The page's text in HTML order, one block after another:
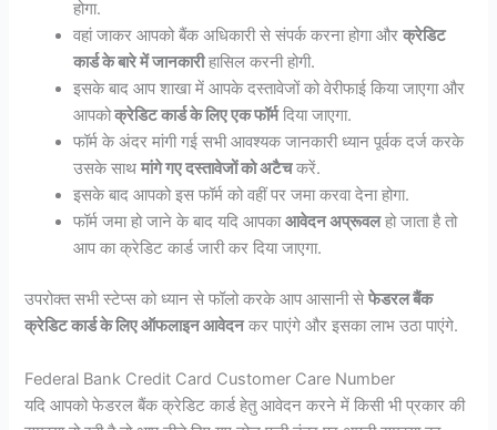
होगा.
वहां जाकर आपको बैंक अधिकारी से संपर्क करना होगा औरक्रेडिट
कार्ड के बारे में जानकारीहासिल करनी होगी.
इसके बाद आप शाखा में आपके दस्तावेजों को वेरीफाई किया जाएगा और
आपकोक्रेडिट कार्ड के लिए एक फॉर्मदिया जाएगा.
फॉर्म के अंदर मांगी गई सभी आवश्यक जानकारी ध्यान पूर्वक दर्ज करके
उसके साथमांगे गए दस्तावेजों को अटैचकरें.
इसके बाद आपको इस फॉर्म को वहीं पर जमा करवा देना होगा.
फॉर्म जमा हो जाने के बाद यदि आपकाआवेदन अप्रूवलहो जाता है तो
आप का क्रेडिट कार्ड जारी कर दिया जाएगा.
उपरोक्त सभी स्टेप्स को ध्यान से फॉलो करके आप आसानी सेफेडरल बैंक
क्रेडिट कार्ड के लिए ऑफलाइन आवेदनकर पाएंगे और इसका लाभ उठा पाएंगे.
Federal Bank Credit Card Customer Care Number
यदि आपको फेडरल बैंक क्रेडिट कार्ड हेतु आवेदन करने में किसी भी प्रकार की